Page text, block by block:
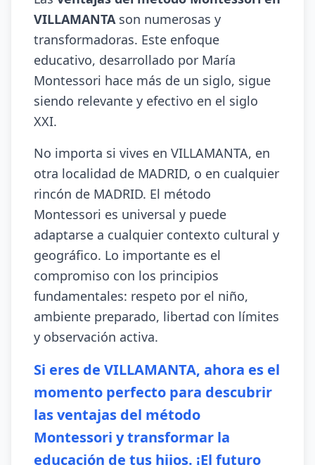
VILLAMANTAson numerosas y
transformadoras. Este enfoque
educativo, desarrollado por María
Montessori hace más de un siglo, sigue
siendo relevante y efectivo en el siglo
XXI.
No importa si vives en VILLAMANTA, en
otra localidad de MADRID, o en cualquier
rincón de MADRID. El método
Montessori es universal y puede
adaptarse a cualquier contexto cultural y
geográfico. Lo importante es el
compromiso con los principios
fundamentales: respeto por el niño,
ambiente preparado, libertad con límites
y observación activa.
Si eres de VILLAMANTA, ahora es el
momento perfecto para descubrir
las ventajas del método
Montessori y transformar la
educación de tus hijos. ¡El futuro